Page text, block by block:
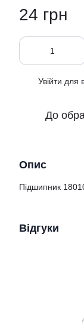
24 грн
Увійти для
До
Опис
Підшипник
Відгуки